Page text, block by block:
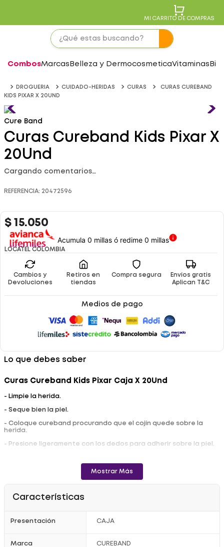
MI CARRITO DE COMPRAS
CombosMarcas Belleza y DermocosmeticaVitaminas
DROGUERIA CUIDADO-HERIDAS CURAS
CURAS CUREBAND
KIDS PIXAR X 20UND
Cure Band
Curas Cureband Kids Pixar X
20Und
Cargando comentarios…
REFERENCIA: 20472596
$ 15.050
Acumula 0 millas ó redime 0 millas
LOCATEL COLOMBIA
Cambios y
Devoluciones
Retiros en
tiendas
Compra segura
Envíos gratis
Aplican T&C
Medios de pago
Lo que debes saber
Curas Cureband Kids Pixar Caja X 20Und
- Limpie la herida.
- Seque bien la piel.
- Coloque cureband procurando que el cojín quede sobre la
herida.
- Presione ligeramente con los dedos para adherir sobre la piel.
- Cojín que no se adhiere a la herida.
Registro Sanitario: 2016DM-0000411-R1
Mostrar Más
Características
Presentación CAJA
Marca CUREBAND